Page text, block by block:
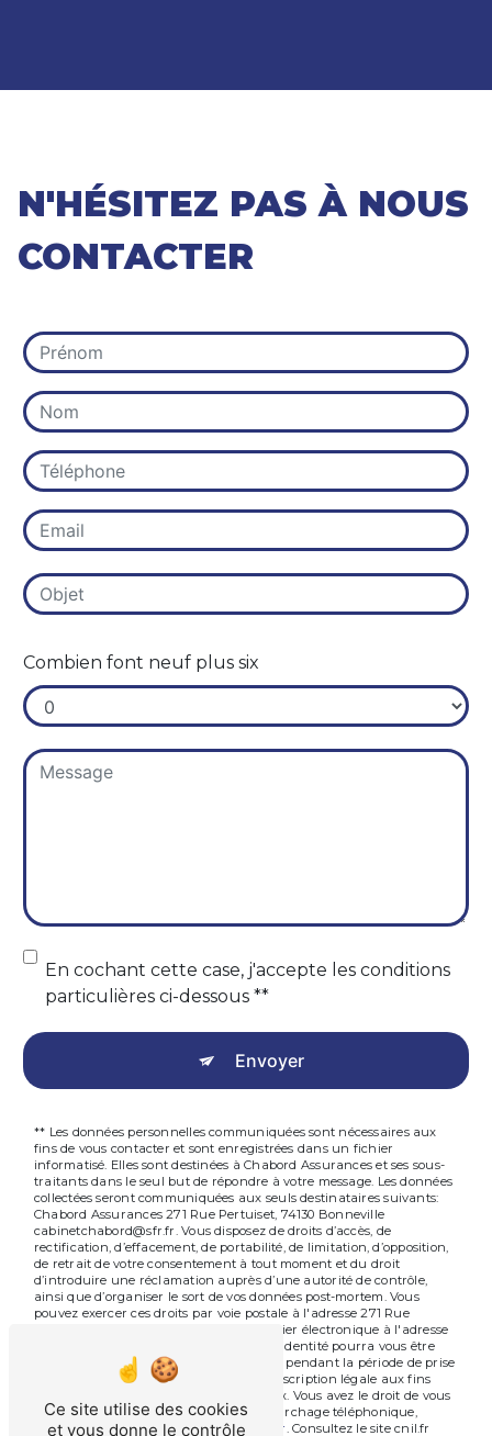
N'HÉSITEZ PAS À NOUS
CONTACTER
Combien font neuf plus six
En cochant cette case, j'accepte les conditions
particulières ci-dessous **
Envoyer
** Les données personnelles communiquées sont nécessaires aux
fins de vous contacter et sont enregistrées dans un fichier
informatisé. Elles sont destinées à Chabord Assurances et ses sous-
traitants dans le seul but de répondre à votre message. Les données
collectées seront communiquées aux seuls destinataires suivants:
Chabord Assurances 271 Rue Pertuiset, 74130 Bonneville
cabinetchabord@sfr.fr. Vous disposez de droits d’accès, de
rectification, d’effacement, de portabilité, de limitation, d’opposition,
de retrait de votre consentement à tout moment et du droit
d’introduire une réclamation auprès d’une autorité de contrôle,
ainsi que d’organiser le sort de vos données post-mortem. Vous
pouvez exercer ces droits par voie postale à l'adresse 271 Rue
Pertuiset, 74130 Bonneville ou par courrier électronique à l'adresse
cabinetchabord@sfr.fr. Un justificatif d'identité pourra vous être
demandé. Nous conservons vos données pendant la période de prise
de contact puis pendant la durée de prescription légale aux fins
probatoires et de gestion des contentieux. Vous avez le droit de vous
inscrire sur la liste d'opposition au démarchage téléphonique,
disponible à cette adresse:
Bloctel.gouv.fr. Consultez le site cnil.fr
Ce site utilise des cookies
et vous donne le contrôle